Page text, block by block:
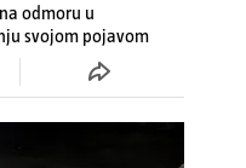
odmoru u
svojom pojavom